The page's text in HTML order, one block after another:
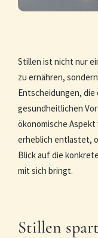
Stillen ist nicht nur
zu ernähren,
Entscheidungen, die
gesundheitlichen
ökonomische
erheblich entlastet,
Blick auf die
mit sich bringt.
Stillen